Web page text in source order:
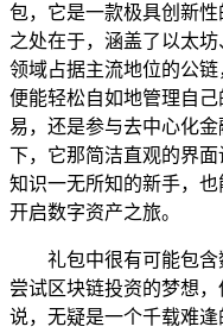
包，它是一款极具创新
之处在于，涵盖了以太
领域占据主流地位的公链
便能轻松自如地管理自
易，还是参与去中心化
下，它那简洁直观的界
知识一无所知的新手，
开启数字资产之旅。
礼包中很有可能包
尝试区块链投资的梦想
说，无疑是一个千载难逢